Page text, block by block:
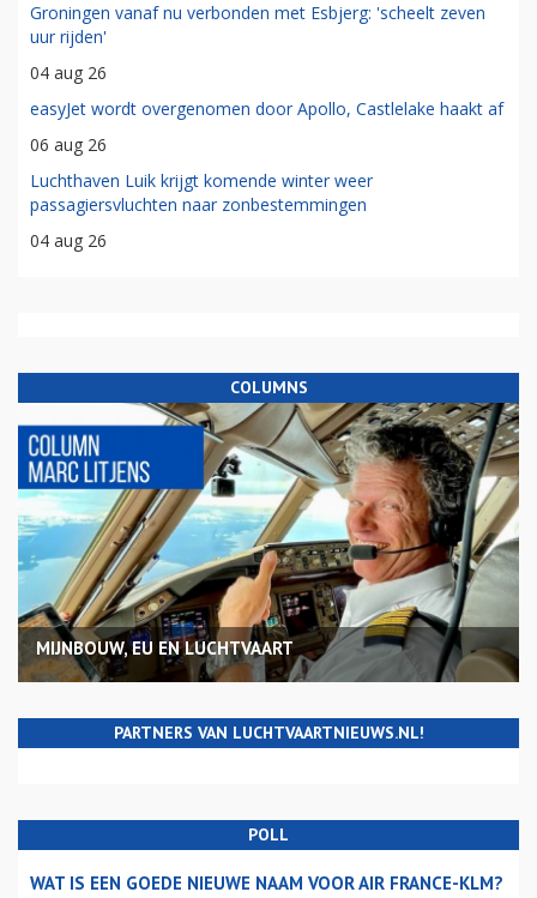
Groningen vanaf nu verbonden met Esbjerg: 'scheelt zeven
uur rijden'
04 aug 26
easyJet wordt overgenomen door Apollo, Castlelake haakt af
06 aug 26
Luchthaven Luik krijgt komende winter weer
passagiersvluchten naar zonbestemmingen
04 aug 26
COLUMNS
MIJNBOUW, EU EN LUCHTVAART
PARTNERS VAN LUCHTVAARTNIEUWS.NL!
POLL
WAT IS EEN GOEDE NIEUWE NAAM VOOR AIR FRANCE-KLM?